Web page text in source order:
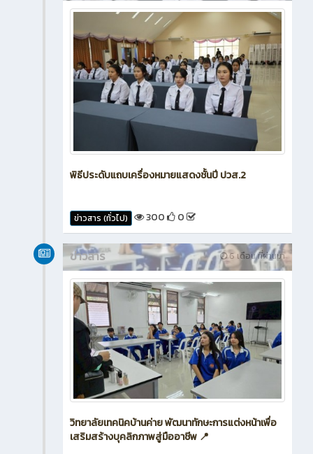
พิธีประดับแถบเครื่องหมายแสดงชั้นปี ปวส.2
ข่าวสาร (ทั่วไป) 300 0
6 เดือน ที่ผ่านมา
ข่าวสาร
วิทยาลัยเทคนิคบ้านค่าย พัฒนาทักษะการแต่งหน้าเพื่อ
เสริมสร้างบุคลิกภาพสู่มืออาชีพ 📍